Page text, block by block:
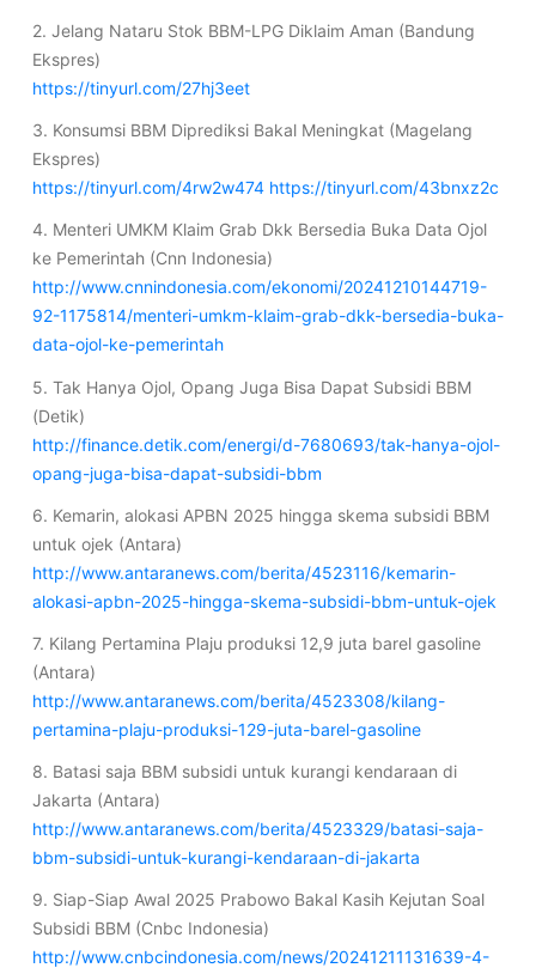
2. Jelang Nataru Stok BBM-LPG Diklaim Aman (Bandung
Ekspres)
https://tinyurl.com/27hj3eet
3. Konsumsi BBM Diprediksi Bakal Meningkat (Magelang
Ekspres)
https://tinyurl.com/4rw2w474 https://tinyurl.com/43bnxz2c
4. Menteri UMKM Klaim Grab Dkk Bersedia Buka Data Ojol
ke Pemerintah (Cnn Indonesia)
http://www.cnnindonesia.com/ekonomi/20241210144719-
92-1175814/menteri-umkm-klaim-grab-dkk-bersedia-buka-
data-ojol-ke-pemerintah
5. Tak Hanya Ojol, Opang Juga Bisa Dapat Subsidi BBM
(Detik)
http://finance.detik.com/energi/d-7680693/tak-hanya-ojol-
opang-juga-bisa-dapat-subsidi-bbm
6. Kemarin, alokasi APBN 2025 hingga skema subsidi BBM
untuk ojek (Antara)
http://www.antaranews.com/berita/4523116/kemarin-
alokasi-apbn-2025-hingga-skema-subsidi-bbm-untuk-ojek
7. Kilang Pertamina Plaju produksi 12,9 juta barel gasoline
(Antara)
http://www.antaranews.com/berita/4523308/kilang-
pertamina-plaju-produksi-129-juta-barel-gasoline
8. Batasi saja BBM subsidi untuk kurangi kendaraan di
Jakarta (Antara)
http://www.antaranews.com/berita/4523329/batasi-saja-
bbm-subsidi-untuk-kurangi-kendaraan-di-jakarta
9. Siap-Siap Awal 2025 Prabowo Bakal Kasih Kejutan Soal
Subsidi BBM (Cnbc Indonesia)
http://www.cnbcindonesia.com/news/20241211131639-4-